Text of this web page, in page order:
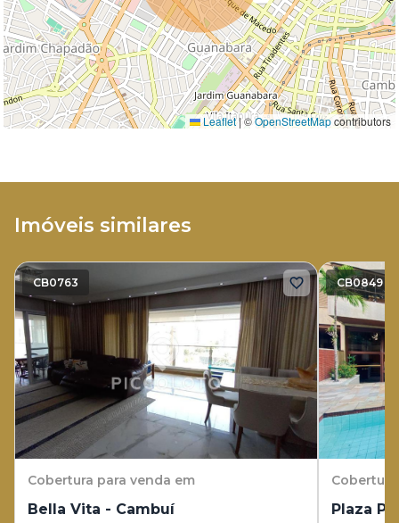
Leaflet|©OpenStreetMapcontributors
Imóveis similares
CB0763
Cobertura para venda em
Bella Vita - Cambuí
CB0849
Cobertura
Plaza